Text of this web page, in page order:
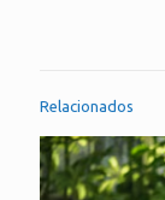
Relacionados